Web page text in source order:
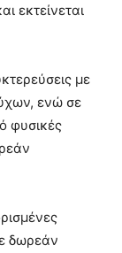
εκτείνεται
με
ενώ σε
φυσικές
δωρεάν